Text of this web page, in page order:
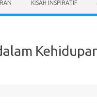
KISAH INSPIRATIF